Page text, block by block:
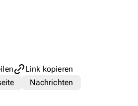
Link kopieren
Nachrichten